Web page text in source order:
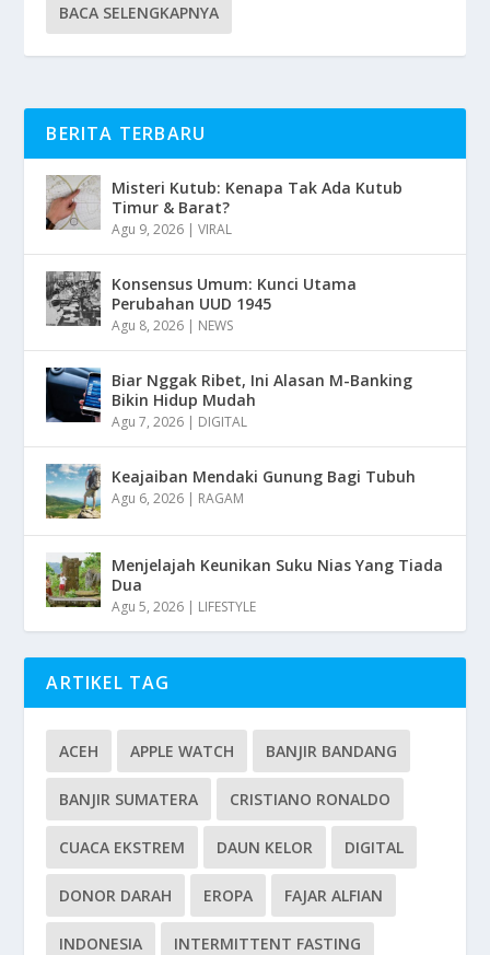
BACA SELENGKAPNYA
BERITA TERBARU
Misteri Kutub: Kenapa Tak Ada Kutub
Timur & Barat?
Agu 9, 2026 |VIRAL
Konsensus Umum: Kunci Utama
Perubahan UUD 1945
Agu 8, 2026 | NEWS
Biar Nggak Ribet, Ini Alasan M-Banking
Bikin Hidup Mudah
Agu 7, 2026 | DIGITAL
Keajaiban Mendaki Gunung Bagi Tubuh
Agu 6, 2026 | RAGAM
Menjelajah Keunikan Suku Nias Yang Tiada
Dua
Agu 5, 2026 | LIFESTYLE
ARTIKEL TAG
ACEH APPLE WATCH BANJIR BANDANG
BANJIR SUMATERA CRISTIANO RONALDO
CUACA EKSTREM DAUN KELOR DIGITAL
DONOR DARAH EROPA FAJAR ALFIAN
INDONESIA INTERMITTENT FASTING